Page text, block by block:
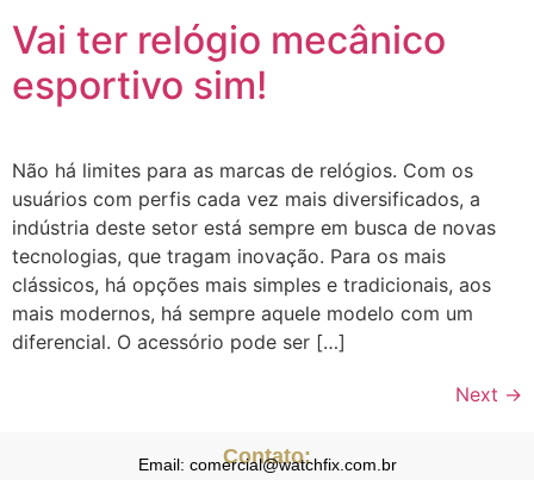
Vai ter relógio mecânico
esportivo sim!
Não há limites para as marcas de relógios. Com os
usuários com perfis cada vez mais diversificados, a
indústria deste setor está sempre em busca de novas
tecnologias, que tragam inovação. Para os mais
clássicos, há opções mais simples e tradicionais, aos
mais modernos, há sempre aquele modelo com um
diferencial. O acessório pode ser […]
Next →
Contato:
Email: comercial@watchfix.com.br